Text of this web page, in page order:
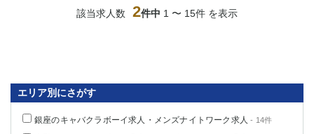
該当求人数 2件中 1 〜 15件 を表示
エリア別にさがす
銀座のキャバクラボーイ求人・メンズナイトワーク求人 - 14件
八千代台
本八幡
宇都宮
東武宇都宮（宇都宮西口）